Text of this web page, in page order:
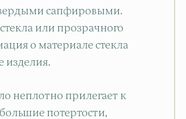
сапфировыми.
или прозрачного
о материале стекла
изделия.
неплотно прилегает к
потертости,